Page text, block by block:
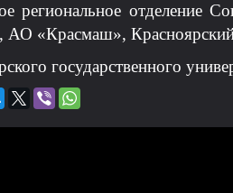
региональное отделение
«Красмаш», Красноярский
государственного